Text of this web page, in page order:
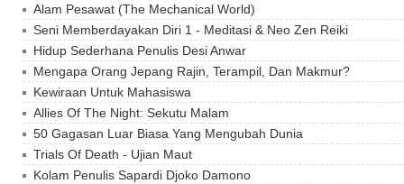
Alam Pesawat (The Mechanical World)
Seni Memberdayakan Diri 1 - Meditasi & Neo Zen Reiki
Hidup Sederhana Penulis Desi Anwar
Mengapa Orang Jepang Rajin, Terampil, Dan Makmur?
Kewiraan Untuk Mahasiswa
Allies Of The Night: Sekutu Malam
50 Gagasan Luar Biasa Yang Mengubah Dunia
Trials Of Death - Ujian Maut
Kolam Penulis Sapardi Djoko Damono